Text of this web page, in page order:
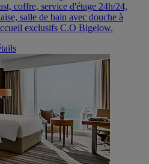
coffre, service d'étage 24h/24,
salle de bain avec douche à
exclusifs C.O Bigelow.